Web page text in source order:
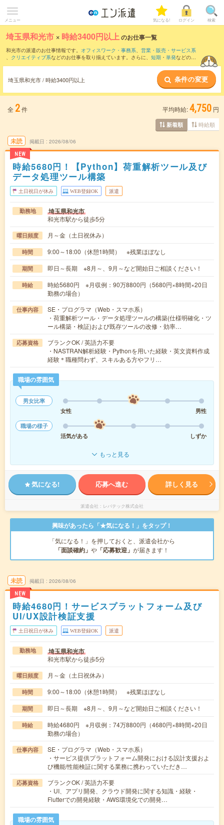
メニュー 気になる! ログイン 検索
埼玉県和光市 × 時給3400円以上のお仕事一覧
和光市の派遣のお仕事情報です。 オフィスワーク・事務系、 営業・販売・サービス系
、 クリエイティブ系などのお仕事を取り揃えています。さらに、 短期 ・ 単発などの期
埼玉県和光市 / 時給3400円以上 条件の変更
全 2件 平均時給:4,750 円
新着順 時給順
未読
NEW
掲載日 2026/08/06
時給5680円！【Python】荷重解析ツール及び
データ処理ツール構築
土日祝日が休み WEB登録OK 派遣
勤務地 埼玉県和光市
和光市駅から徒歩5分
曜日頻度 月～金（土日祝休み）
時間 9:00～18:00（休憩1時間） ※残業ほぼなし
期間 即日～長期 ※8月～、9月～など開始日ご相談ください！
時給
時給5680円 ※月収例：90万8800円（5680円×8時間×20日
勤務の場合）
仕事内容
SE・プログラマ（Web・スマホ系）
・荷重解析ツール・データ処理ツールの構築(仕様明確化・ツ
ール構築・検証)および既存ツールの改修・効率…
応募資格
ブランクOK / 英語力不要
・NASTRAN解析経験・Pythonを用いた経験・英文資料作成
経験＊職種問わず、スキルある方やフリ…
職場の雰囲気
男女比率
女性
男性
職場の様子
活気がある
しずか
もっと見る
気になる! 応募へ進む 詳しく見る
派遣会社 レバテック株式会社
興味があったら「★気になる！」をタップ！
「気になる！」を押しておくと、派遣会社から
「面談確約」 や 「応募歓迎」 が届きます！
未読
NEW
掲載日 2026/08/06
時給4680円！サービスプラットフォーム及び
UI/UX設計検証支援
土日祝日が休み WEB登録OK 派遣
勤務地 埼玉県和光市
和光市駅から徒歩5分
曜日頻度 月～金（土日祝休み）
時間 9:00～18:00（休憩1時間） ※残業ほぼなし
期間 即日～長期 ※8月～、9月～など開始日ご相談ください！
時給
時給4680円 ※月収例：74万8800円（4680円×8時間×20日
勤務の場合）
仕事内容
SE・プログラマ（Web・スマホ系）
・サービス提供プラットフォーム開発における設計支援およ
び機能/性能検証に関する業務に携わっていただき…
応募資格
ブランクOK / 英語力不要
・UI、アプリ開発、クラウド開発に関する知識・経験・
Flutterでの開発経験・AWS環境化での開発…
職場の雰囲気